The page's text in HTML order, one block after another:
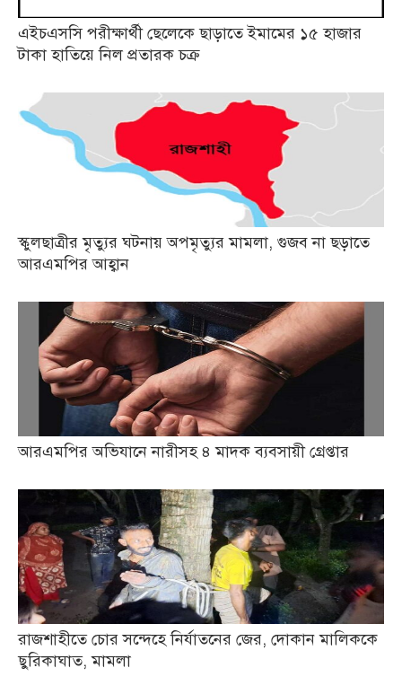
এইচএসসি পরীক্ষার্থী ছেলেকে ছাড়াতে ইমামের ১৫ হাজার
টাকা হাতিয়ে নিল প্রতারক চক্র
স্কুলছাত্রীর মৃত্যুর ঘটনায় অপমৃত্যুর মামলা, গুজব না ছড়াতে
আরএমপির আহ্বান
আরএমপির অভিযানে নারীসহ ৪ মাদক ব্যবসায়ী গ্রেপ্তার
রাজশাহীতে চোর সন্দেহে নির্যাতনের জের, দোকান মালিককে
ছুরিকাঘাত, মামলা